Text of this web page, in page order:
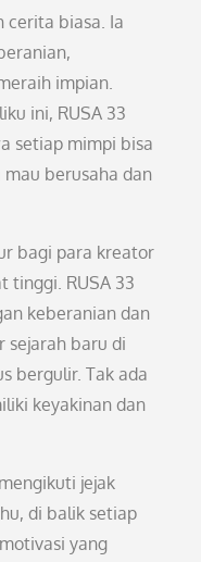
cerita biasa. Ia
impian.
ini, RUSA 33
setiap mimpi bisa
berusaha dan
bagi para kreator
tinggi. RUSA 33
keberanian dan
sejarah baru di
bergulir. Tak ada
keyakinan dan
jejak
di balik setiap
yang